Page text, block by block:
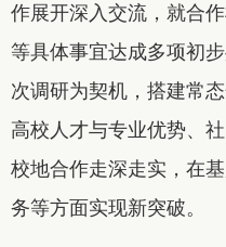
作展开深入交流，就合
等具体事宜达成多项初
次调研为契机，搭建常
高校人才与专业优势、
校地合作走深走实，在
务等方面实现新突破。